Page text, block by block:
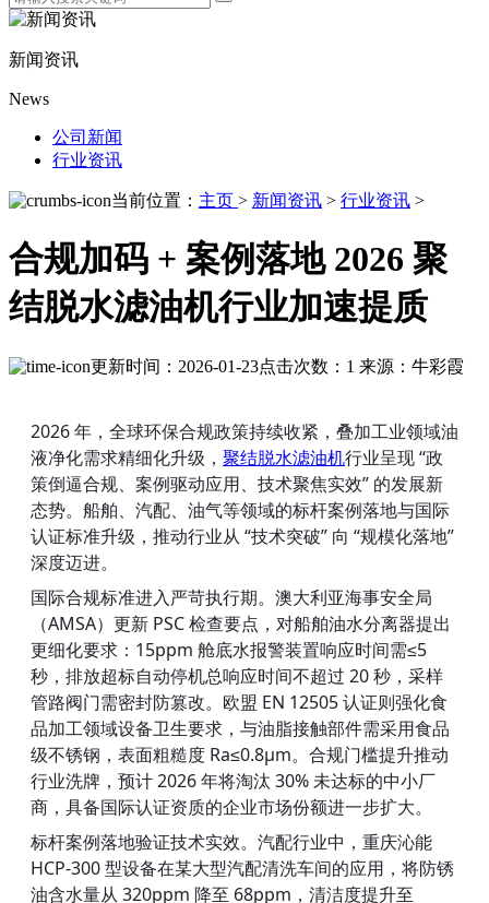
新闻资讯
News
公司新闻
行业资讯
当前位置： 主页 > 新闻资讯 > 行业资讯 >
合规加码 + 案例落地 2026 聚
结脱水滤油机行业加速提质
更新时间：2026-01-23点击次数：1 来源：牛彩霞
2026 年，全球环保合规政策持续收紧，叠加工业领域油
液净化需求精细化升级， 聚结脱水滤油机行业呈现 “政
策倒逼合规、案例驱动应用、技术聚焦实效” 的发展新
态势。船舶、汽配、油气等领域的标杆案例落地与国际
认证标准升级，推动行业从 “技术突破” 向 “规模化落地”
深度迈进。
国际合规标准进入严苛执行期。澳大利亚海事安全局
（AMSA）更新 PSC 检查要点，对船舶油水分离器提出
更细化要求：15ppm 舱底水报警装置响应时间需≤5
秒，排放超标自动停机总响应时间不超过 20 秒，采样
管路阀门需密封防篡改。欧盟 EN 12505 认证则强化食
品加工领域设备卫生要求，与油脂接触部件需采用食品
级不锈钢，表面粗糙度 Ra≤0.8μm。合规门槛提升推动
行业洗牌，预计 2026 年将淘汰 30% 未达标的中小厂
商，具备国际认证资质的企业市场份额进一步扩大。
标杆案例落地验证技术实效。汽配行业中，重庆沁能
HCP-300 型设备在某大型汽配清洗车间的应用，将防锈
油含水量从 320ppm 降至 68ppm，清洁度提升至